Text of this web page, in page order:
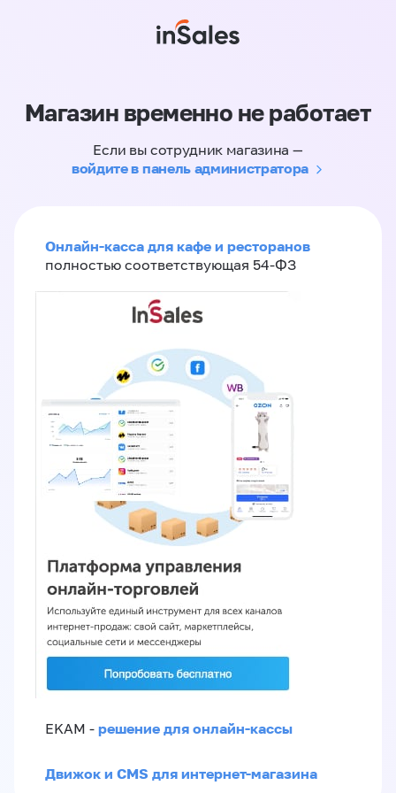
Магазин временно не работает
Если вы сотрудник магазина —
войдите в панель администратора
Онлайн-касса для кафе и ресторанов
полностью соответствующая 54-ФЗ
EKAM - решение для онлайн-кассы
Движок и CMS для интернет-магазина